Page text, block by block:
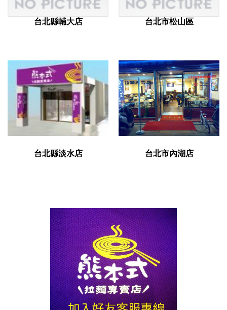
台北縣輔大店 台北市松山區
台北縣淡水店 台北市內湖店